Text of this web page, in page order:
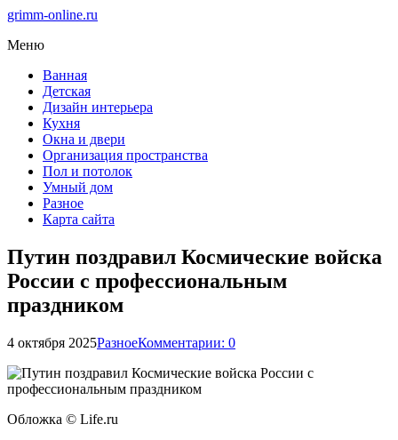
grimm-online.ru
Меню
Ванная
Детская
Дизайн интерьера
Кухня
Окна и двери
Организация пространства
Пол и потолок
Умный дом
Разное
Карта сайта
Путин поздравил Космические войска
России с профессиональным
праздником
4 октября 2025РазноеКомментарии: 0
Обложка © Life.ru